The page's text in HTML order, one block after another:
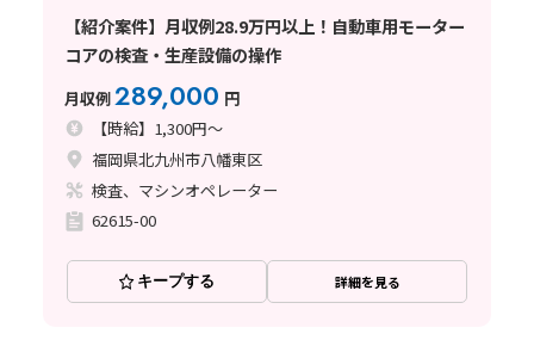
【紹介案件】月収例28.9万円以上！自動車用モーター
コアの検査・生産設備の操作
月収例289,000 円
【時給】1,300円～
福岡県北九州市八幡東区
検査、マシンオペレーター
62615-00
キープする 詳細を見る